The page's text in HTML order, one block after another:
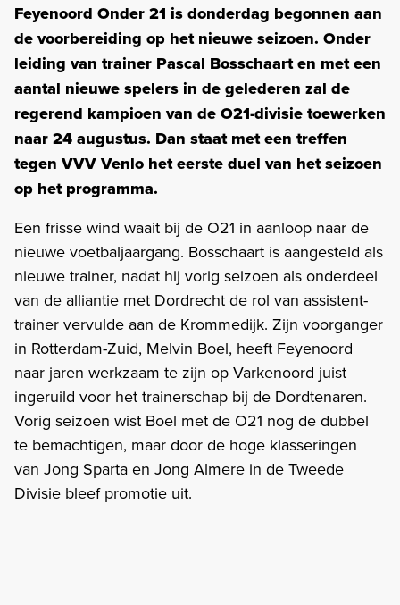
Feyenoord Onder 21 is donderdag begonnen aan
de voorbereiding op het nieuwe seizoen. Onder
leiding van trainer Pascal Bosschaart en met een
aantal nieuwe spelers in de gelederen zal de
regerend kampioen van de O21-divisie toewerken
naar 24 augustus. Dan staat met een treffen
tegen VVV Venlo het eerste duel van het seizoen
op het programma.
Een frisse wind waait bij de O21 in aanloop naar de
nieuwe voetbaljaargang. Bosschaart is aangesteld als
nieuwe trainer, nadat hij vorig seizoen als onderdeel
van de alliantie met Dordrecht de rol van assistent-
trainer vervulde aan de Krommedijk. Zijn voorganger
in Rotterdam-Zuid, Melvin Boel, heeft Feyenoord
naar jaren werkzaam te zijn op Varkenoord juist
ingeruild voor het trainerschap bij de Dordtenaren.
Vorig seizoen wist Boel met de O21 nog de dubbel
te bemachtigen, maar door de hoge klasseringen
van Jong Sparta en Jong Almere in de Tweede
Divisie bleef promotie uit.